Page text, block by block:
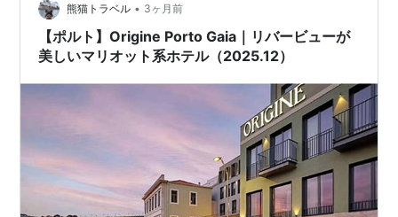
熊猫トラベル • 3ヶ月前
【ポルト】Origine Porto Gaia｜リバービューが
美しいマリオット系ホテル（2025.12）